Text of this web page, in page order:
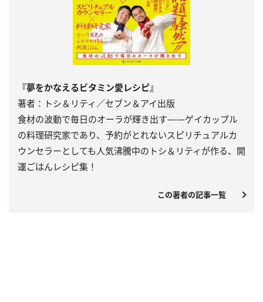
『夢をかなえるビタミン愛レシピ』
著者：トシ＆リティ／セブン＆アイ出版
食材の波動で毎日のオーラが輝き出す――ゲイカップル
の料理研究家であり、予約がとれないスピリチュアルカ
ウンセラーとしても人気沸騰中のトシ＆リティが作る、開
運ごはんレシピ集！
この著者の記事一覧